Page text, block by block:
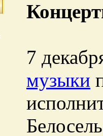
7
музыки